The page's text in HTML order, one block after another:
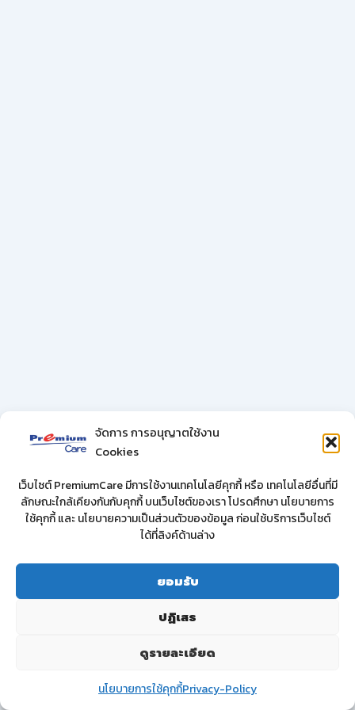
จัดการ การอนุญาตใช้งาน
Cookies
เว็บไซต์ PremiumCare มีการใช้งานเทคโนโลยีคุกกี้ หรือ เทคโนโลยีอื่นที่มี
ลักษณะใกล้เคียงกันกับคุกกี้ บนเว็บไซต์ของเรา โปรดศึกษา นโยบายการ
ใช้คุกกี้ และ นโยบายความเป็นส่วนตัวของข้อมูล ก่อนใช้บริการเว็บไซต์
ได้ที่ลิงค์ด้านล่าง
ยอมรับ
ปฏิเสธ
ดูรายละเอียด
นโยบายการใช้คุกกี้Privacy-Policy